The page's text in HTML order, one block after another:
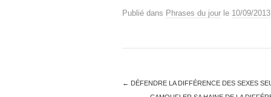
Publié dans Phrases du jour le 10/09/2013
← DÉFENDRE LA DIFFÉRENCE DES SEXES